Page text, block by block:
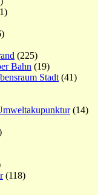
(225)
Bahn (19)
Stadt (41)
(14)
(118)